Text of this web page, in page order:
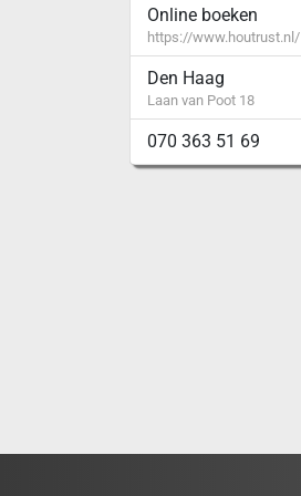
Online boeken
https://www.houtrust.nl/
Den Haag
Laan van Poot 18
070 363 51 69